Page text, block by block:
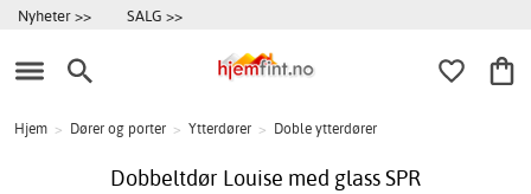
Nyheter >> SALG >>
Hjem > Dører og porter > Ytterdører > Doble ytterdører
Dobbeltdør Louise med glass SPR